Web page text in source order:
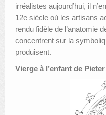
irréalistes aujourd’hui, il
12e siècle où les artisans
rendu fidèle de l’anatomie
concentrent sur la
produisent.
Vierge à l’enfant de